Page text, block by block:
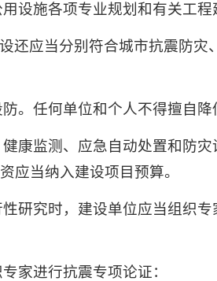
设施各项专业规划和有关工程
还应当分别符合城市抗震防灾
。任何单位和个人不得擅自降
康监测、应急自动处置和防
应当纳入建设项目预算。
研究时，建设单位应当组织
家进行抗震专项论证：